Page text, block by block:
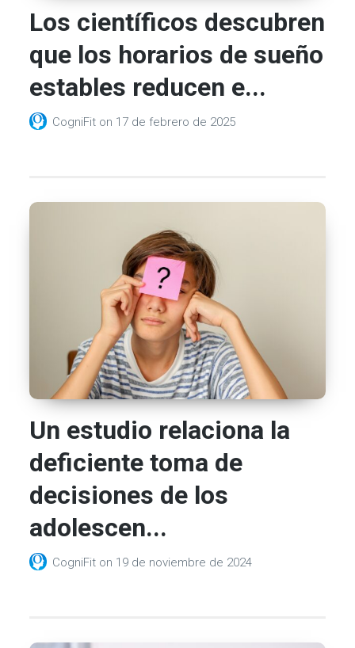
Los científicos descubren
que los horarios de sueño
estables reducen e...
CogniFit on 17 de febrero de 2025
Un estudio relaciona la
deficiente toma de
decisiones de los
adolescen...
CogniFit on 19 de noviembre de 2024